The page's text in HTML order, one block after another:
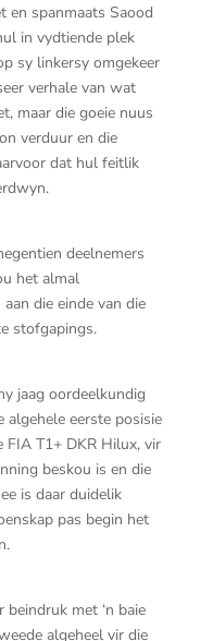
en spanmaats Saood
in vydtiende plek
sy linkersy omgekeer
verhale van wat
maar die goeie nuus
verduur en die
dat hul feitlik
deelnemers
het almal
die einde van die
stofgapings.
jaag oordeelkundig
eerste posisie
T1+ DKR Hilux, vir
beskou is en die
is daar duidelik
pas begin het
met ‘n baie
algeheel vir die